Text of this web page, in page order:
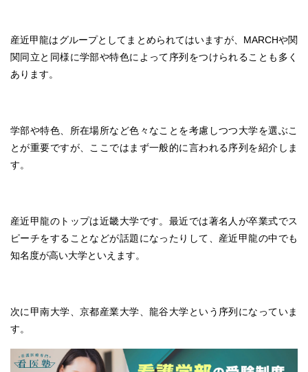
産近甲龍はグループとしてまとめられてはいますが、MARCHや関
関同立と同様に学部や特色によって序列をつけられることも多く
あります。
学部や特色、所在場所など色々なことを考慮しつつ大学を選ぶこ
とが重要ですが、ここではまず一般的に言われる序列を紹介しま
す。
産近甲龍のトップは近畿大学です。最近では著名人が卒業式でス
ピーチをすることなどが話題になったりして、産近甲龍の中でも
知名度が高い大学といえます。
次に甲南大学、京都産業大学、龍谷大学という序列になっていま
す。